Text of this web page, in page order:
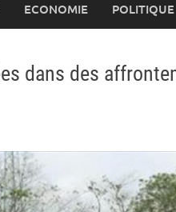
ECONOMIE POLITIQUE
dans des